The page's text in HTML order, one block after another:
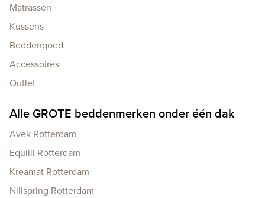
Matrassen
Kussens
Beddengoed
Accessoires
Outlet
Alle GROTE beddenmerken onder één dak
Avek Rotterdam
Equilli Rotterdam
Kreamat Rotterdam
Nillspring Rotterdam